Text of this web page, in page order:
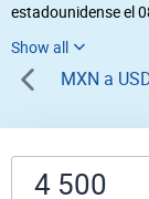
estadounidense el
inversa, vaya a «
MXN a